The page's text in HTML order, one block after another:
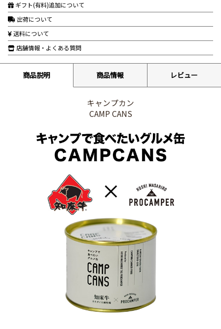
ギフト(有料)追加について
出荷について
送料について
店舗情報・よくある質問
商品説明 商品情報 レビュー
キャンプカン
CAMP CANS